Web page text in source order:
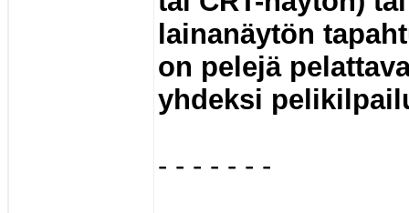
lainanäytön
on pelejä
yhdeksi
- - - - - - -